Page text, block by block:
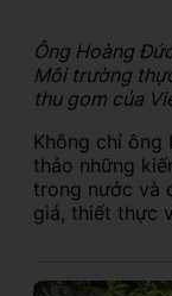
Ông Hoàng
Môi trường
thu gom của
Không chỉ ông
thảo những
trong nước và
giá, thiết thực